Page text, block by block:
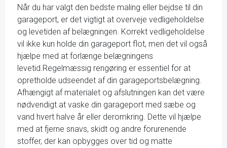
Når du har valgt den bedste maling eller bejdse til din
garageport, er det vigtigt at overveje vedligeholdelse
og levetiden af belægningen. Korrekt vedligeholdelse
vil ikke kun holde din garageport flot, men det vil også
hjælpe med at forlænge belægningens
levetid.Regelmæssig rengøring er essentiel for at
opretholde udseendet af din garageportsbelægning.
Afhængigt af materialet og afslutningen kan det være
nødvendigt at vaske din garageport med sæbe og
vand hvert halve år eller deromkring. Dette vil hjælpe
med at fjerne snavs, skidt og andre forurenende
stoffer, der kan opbygges over tid og matte